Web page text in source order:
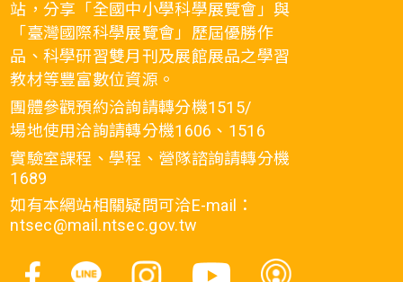
站，分享「全國中小學科學展覽會」與
「臺灣國際科學展覽會」歷屆優勝作
品、科學研習雙月刊及展館展品之學習
教材等豐富數位資源。
團體參觀預約洽詢請轉分機1515/
場地使用洽詢請轉分機1606、1516
實驗室課程、學程、營隊諮詢請轉分機
1689
如有本網站相關疑問可洽E-mail：
ntsec@mail.ntsec.gov.tw